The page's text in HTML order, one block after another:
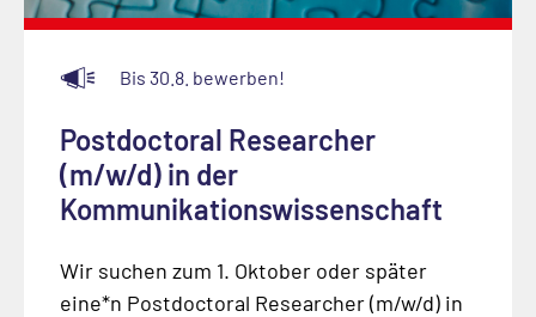
Bis 30.8. bewerben!
Postdoctoral Researcher
(m/w/d) in der
Kommunikationswissenschaft
Wir suchen zum 1. Oktober oder später
eine*n Postdoctoral Researcher (m/w/d) in